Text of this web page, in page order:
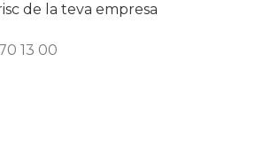
de la teva empresa
13 00